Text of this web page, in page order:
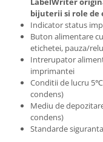
bijuterii si role de
Indicator status
Buton alimentare
etichetei, pauza/
Intrerupator
imprimantei
Conditii de lucru
condens)
Mediu de
condens)
Standarde siguranta: